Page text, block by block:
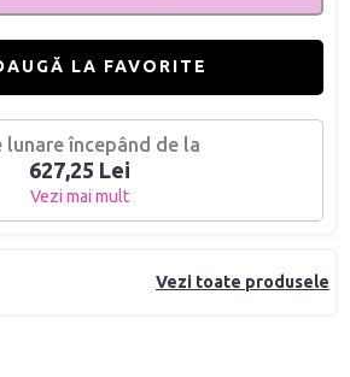
Vezi toate produsele
LA FAVORITE
lunare începând de la
627,25 Lei
Vezi mai mult